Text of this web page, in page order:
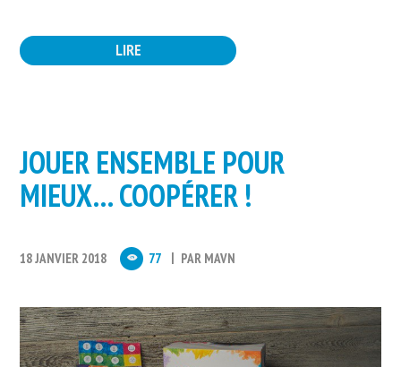
LIRE
JOUER ENSEMBLE POUR
MIEUX… COOPÉRER !
18 JANVIER 2018 77 PAR MAVN